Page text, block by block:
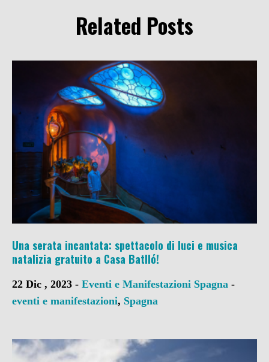
Related Posts
Una serata incantata: spettacolo di luci e musica
natalizia gratuito a Casa Batlló!
22 Dic , 2023 - Eventi e Manifestazioni Spagna -
eventi e manifestazioni, Spagna